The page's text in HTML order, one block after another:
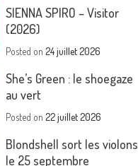
SIENNA SPIRO – Visitor
(2026)
Posted on24 juillet 2026
She’s Green : le shoegaze
au vert
Posted on22 juillet 2026
Blondshell sort les violons
le 25 septembre